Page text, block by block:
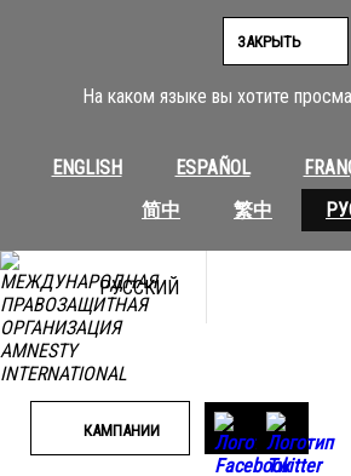
На каком языке вы хотите
ENGLISH ESPAÑOL
简中
繁中
ЗАКРЫТЬ
РУССКИЙ
КАМПАНИИ